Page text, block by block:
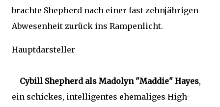
brachte Shepherd nach einer fast zehnjährigen
Abwesenheit zurück ins Rampenlicht.
Hauptdarsteller
Cybill Shepherd als Madolyn "Maddie" Hayes,
ein schickes, intelligentes ehemaliges High-